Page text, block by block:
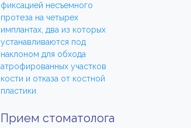
фиксацией несъемного
протеза на четырех
имплантах, два из которых
устанавливаются под
наклоном для обхода
атрофированных участков
кости и отказа от костной
пластики.
Прием стоматолога